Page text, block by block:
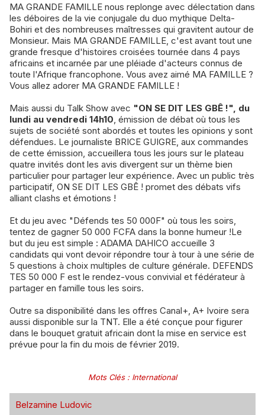
MA GRANDE FAMILLE nous replonge avec délectation dans
les déboires de la vie conjugale du duo mythique Delta-
Bohiri et des nombreuses maîtresses qui gravitent autour de
Monsieur. Mais MA GRANDE FAMILLE, c'est avant tout une
grande fresque d'histoires croisées tournée dans 4 pays
africains et incarnée par une pléiade d'acteurs connus de
toute l'Afrique francophone. Vous avez aimé MA FAMILLE ?
Vous allez adorer MA GRANDE FAMILLE !
Mais aussi du Talk Show avec "ON SE DIT LES GBÊ !", du
lundi au vendredi 14h10 , émission de débat où tous les
sujets de société sont abordés et toutes les opinions y sont
défendues. Le journaliste BRICE GUIGRE, aux commandes
de cette émission, accueillera tous les jours sur le plateau
quatre invités dont les avis divergent sur un thème bien
particulier pour partager leur expérience. Avec un public très
participatif, ON SE DIT LES GBÊ ! promet des débats vifs
alliant clashs et émotions !
Et du jeu avec "Défends tes 50 000F" où tous les soirs,
tentez de gagner 50 000 FCFA dans la bonne humeur !Le
but du jeu est simple : ADAMA DAHICO accueille 3
candidats qui vont devoir répondre tour à tour à une série de
5 questions à choix multiples de culture générale. DEFENDS
TES 50 000 F est le rendez-vous convivial et fédérateur à
partager en famille tous les soirs.
Outre sa disponibilité dans les offres Canal+, A+ Ivoire sera
aussi disponible sur la TNT. Elle a été conçue pour figurer
dans le bouquet gratuit africain dont la mise en service est
prévue pour la fin du mois de février 2019.
Mots Clés: International
Belzamine Ludovic